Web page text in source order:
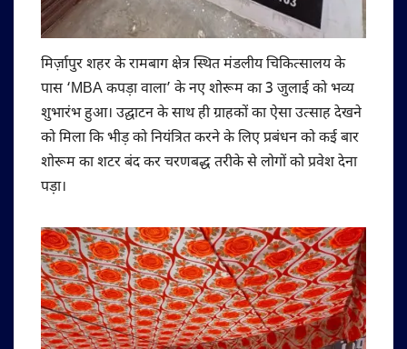
मिर्ज़ापुर शहर के रामबाग क्षेत्र स्थित मंडलीय चिकित्सालय के
पास ‘MBA कपड़ा वाला’ के नए शोरूम का 3 जुलाई को भव्य
शुभारंभ हुआ। उद्घाटन के साथ ही ग्राहकों का ऐसा उत्साह देखने
को मिला कि भीड़ को नियंत्रित करने के लिए प्रबंधन को कई बार
शोरूम का शटर बंद कर चरणबद्ध तरीके से लोगों को प्रवेश देना
पड़ा।